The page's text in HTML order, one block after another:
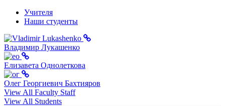
Учителя
Наши студенты
Владимир Лукашенко
Елизавета Однолеткова
Олег Георгиевич Бахтияров
View All Faculty Staff
View All Students